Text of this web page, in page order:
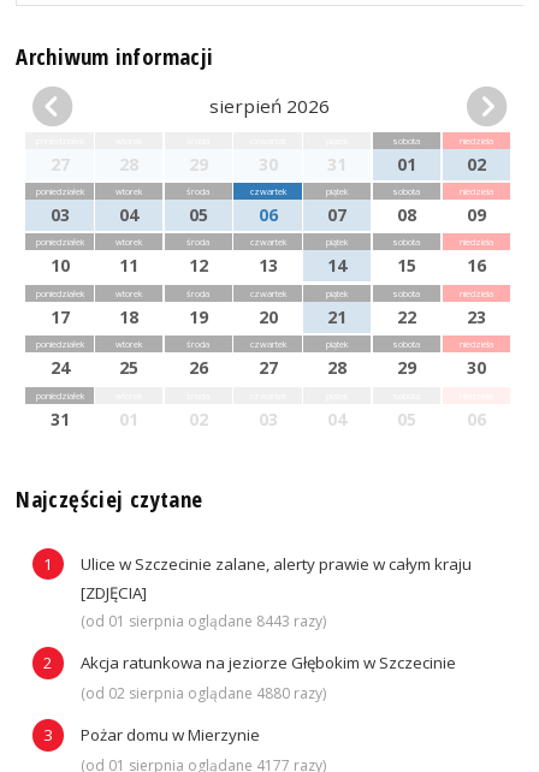
Archiwum informacji
sierpień 2026
27 28 29 30 31
sobota
01
niedziela
02
poniedziałek
03
wtorek
04
środa
05
czwartek
06
piątek
07
sobota
08
niedziela
09
poniedziałek
10
wtorek
11
środa
12
czwartek
13
piątek
14
sobota
15
niedziela
16
poniedziałek
17
wtorek
18
środa
19
czwartek
20
piątek
21
sobota
22
niedziela
23
poniedziałek
24
wtorek
25
środa
26
czwartek
27
piątek
28
sobota
29
niedziela
30
poniedziałek
31 01 02 03 04 05 06
Najczęściej czytane
Ulice w Szczecinie zalane, alerty prawie w całym kraju
[ZDJĘCIA]
(od 01 sierpnia oglądane 8443 razy)
Akcja ratunkowa na jeziorze Głębokim w Szczecinie
(od 02 sierpnia oglądane 4880 razy)
Pożar domu w Mierzynie
(od 01 sierpnia oglądane 4177 razy)